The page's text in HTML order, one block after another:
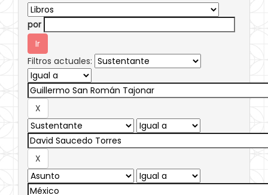
por
Filtros actuales: